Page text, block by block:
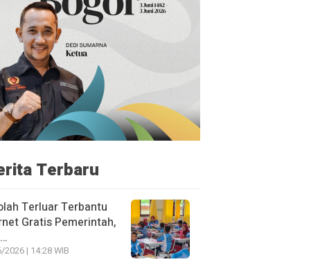
Terbaru
Terluar Terbantu
Gratis Pemerintah,
2026 | 14:28 WIB